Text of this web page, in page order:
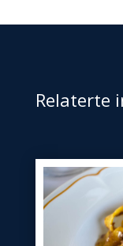
Relaterte